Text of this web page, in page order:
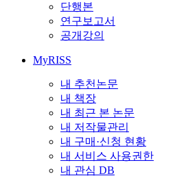
단행본
연구보고서
공개강의
MyRISS
내 추천논문
내 책장
내 최근 본 논문
내 저작물관리
내 구매·신청 현황
내 서비스 사용권한
내 관심 DB